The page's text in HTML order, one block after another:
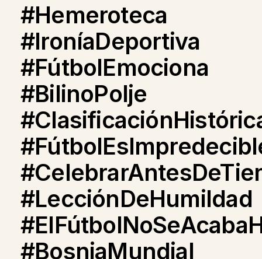
#Hemeroteca
#IroníaDeportiva
#FútbolEmociona
#BilinoPolje
#LecciónDeHumildad
#BosniaMundial